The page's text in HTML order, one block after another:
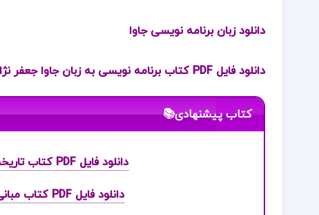
دانلود زبان برنامه نویسی جاوا
دانلود فایل PDF کتاب برنامه نویسی به زبان جاوا جعفر نژاد قمی
کتاب پیشنهادی📚
دانلود فایل PDF کتاب تاریخچه و مکاتب روانشناسی غلامحسین جوانمرد
دانلود فایل PDF کتاب مبانی علم اقتصاد طهماسب محتشم دولتشاهی